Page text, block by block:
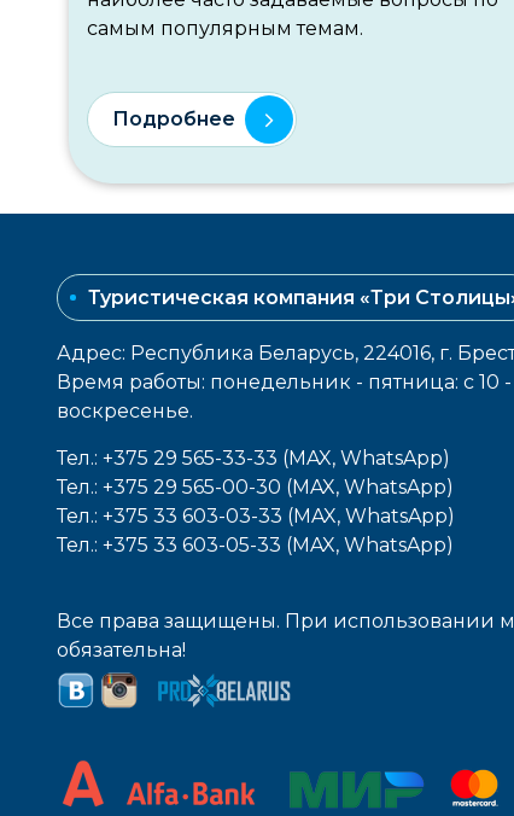
самым популярным темам.
Подробнее
Туристическая компания «Три
Адрес: Республика Беларусь, 224016, г.
Время работы: понедельник - пятница: с 10
воcкресенье.
Тел.: +375 29 565-33-33 (MAX, WhatsApp)
Тел.: +375 29 565-00-30 (MAX, WhatsApp)
Тел.: +375 33 603-03-33 (MAX, WhatsApp)
Тел.: +375 33 603-05-33 (MAX, WhatsApp)
Все права защищены. При использовании
обязательна!